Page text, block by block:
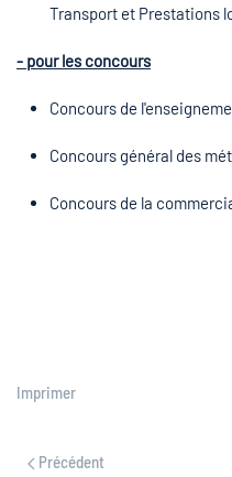
Transport et Prestations
- pour les concours
Concours de
Concours général des
Concours de la
Imprimer
Précédent